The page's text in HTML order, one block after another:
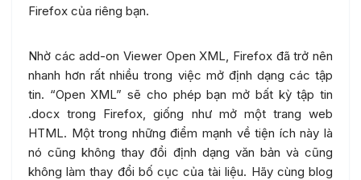
Firefox của riêng bạn.
Nhờ các add-on Viewer Open XML, Firefox đã trở nên
nhanh hơn rất nhiều trong việc mở định dạng các tập
tin. “Open XML” sẽ cho phép bạn mở bất kỳ tập tin
.docx trong Firefox, giống như mở một trang web
HTML. Một trong những điểm mạnh về tiện ích này là
nó cũng không thay đổi định dạng văn bản và cũng
không làm thay đổi bố cục của tài liệu. Hãy cùng blog